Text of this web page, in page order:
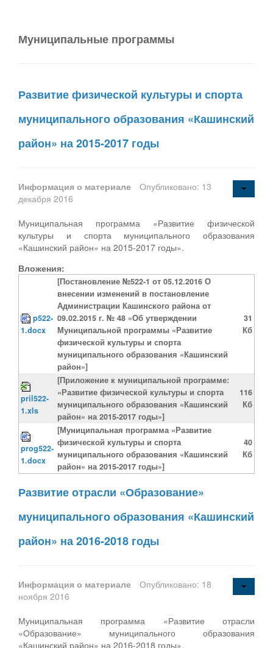
Муниципальные программы
Развитие физической культуры и спорта
муниципального образования «Кашинский
район» на 2015-2017 годы
Информация о материале
Опубликовано: 13
декабря 2016
Муниципальная программа «Развитие физической
культуры и спорта муниципального образования
«Кашинский район» на 2015-2017 годы».
Вложения:
p522-
1.docx
[Постановление №522-1 от 05.12.2016 О
внесении изменений в постановление
Администрации Кашинского района от
09.02.2015 г. № 48 «Об утверждении
Муниципальной программы «Развитие
физической культуры и спорта
муниципального образования «Кашинский
район»]
31
Кб
pril522-
1.xls
[Приложение к муниципальной программе:
«Развитие физической культуры и спорта
муниципального образования «Кашинский
район» на 2015-2017 годы»]
116
Кб
prog522-
1.docx
[Муниципальная программа «Развитие
физической культуры и спорта
муниципального образования «Кашинский
район» на 2015-2017 годы»]
40
Кб
Развитие отрасли «Образование»
муниципального образования «Кашинский
район» на 2016-2018 годы
Информация о материале
Опубликовано: 18
ноября 2016
Муниципальная программа «Развитие отрасли
«Образование» муниципального образования
«Кашинский район» на 2016-2018 годы».